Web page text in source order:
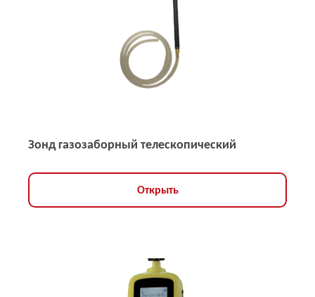
Зонд газозаборный телескопический
Открыть